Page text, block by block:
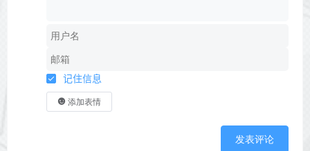
记住信息
添加表情
发表评论